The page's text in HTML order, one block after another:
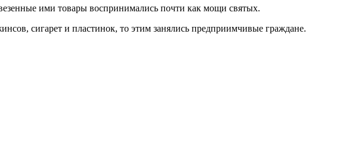
ими товары воспринимались почти как мощи святых.
сигарет и пластинок, то этим занялись предприимчивые граждане.